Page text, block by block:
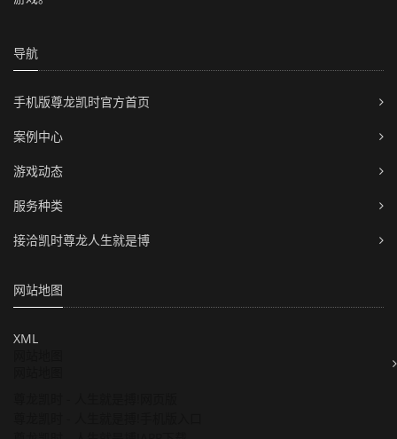
导航
手机版尊龙凯时官方首页
案例中心
游戏动态
服务种类
接洽凯时尊龙人生就是博
网站地图
XML